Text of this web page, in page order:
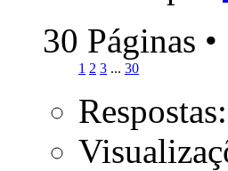
30 Páginas •
1 2 3 ... 30